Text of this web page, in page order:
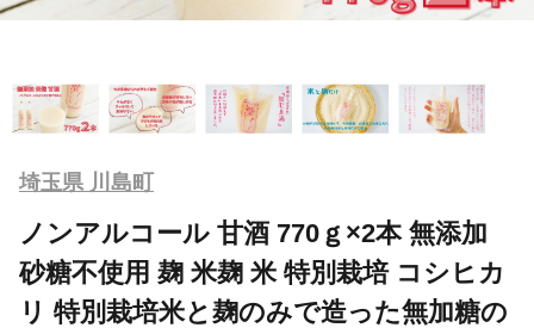
埼玉県 川島町
ノンアルコール 甘酒 770ｇ×2本 無添加
砂糖不使用 麹 米麹 米 特別栽培 コシヒカ
リ 特別栽培米と麹のみで造った無加糖の